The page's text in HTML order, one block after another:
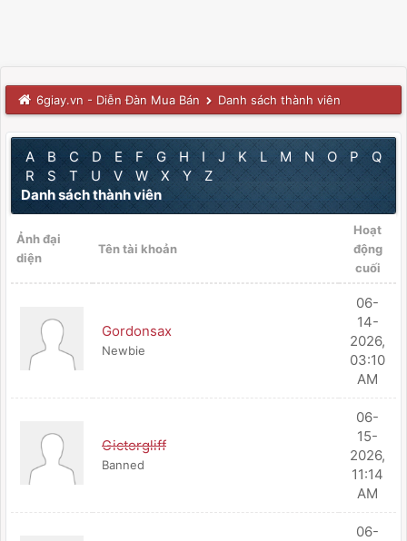
6giay.vn - Diễn Đàn Mua Bán Danh sách thành viên
A B C D E F G H I J K L M N O P
Q
R
S T U V W X Y
Z
Danh sách thành viên
Ảnh đại
diện
Tên tài khoản
Hoạt
động
cuối
Gordonsax
Newbie
06-
14-
2026,
03:10
AM
Gictorgliff
Banned
06-
15-
2026,
11:14
AM
06-